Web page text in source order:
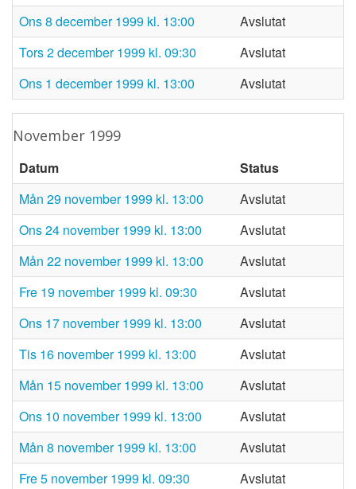
ons 8 december 1999 kl. 13:00
Avslutat
tors 2 december 1999 kl. 09:30
Avslutat
ons 1 december 1999 kl. 13:00
Avslutat
november 1999
Datum
Status
mån 29 november 1999 kl. 13:00
Avslutat
ons 24 november 1999 kl. 13:00
Avslutat
mån 22 november 1999 kl. 13:00
Avslutat
fre 19 november 1999 kl. 09:30
Avslutat
ons 17 november 1999 kl. 13:00
Avslutat
tis 16 november 1999 kl. 13:00
Avslutat
mån 15 november 1999 kl. 13:00
Avslutat
ons 10 november 1999 kl. 13:00
Avslutat
mån 8 november 1999 kl. 13:00
Avslutat
fre 5 november 1999 kl. 09:30
Avslutat